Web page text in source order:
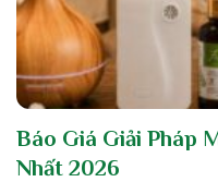
Báo Giá Giải Pháp
Nhất 2026